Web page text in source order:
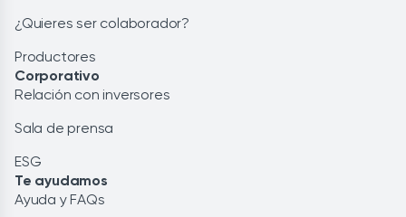
¿Quieres ser colaborador?
Productores
Corporativo
Relación con inversores
Sala de prensa
ESG
Te ayudamos
Ayuda y FAQs